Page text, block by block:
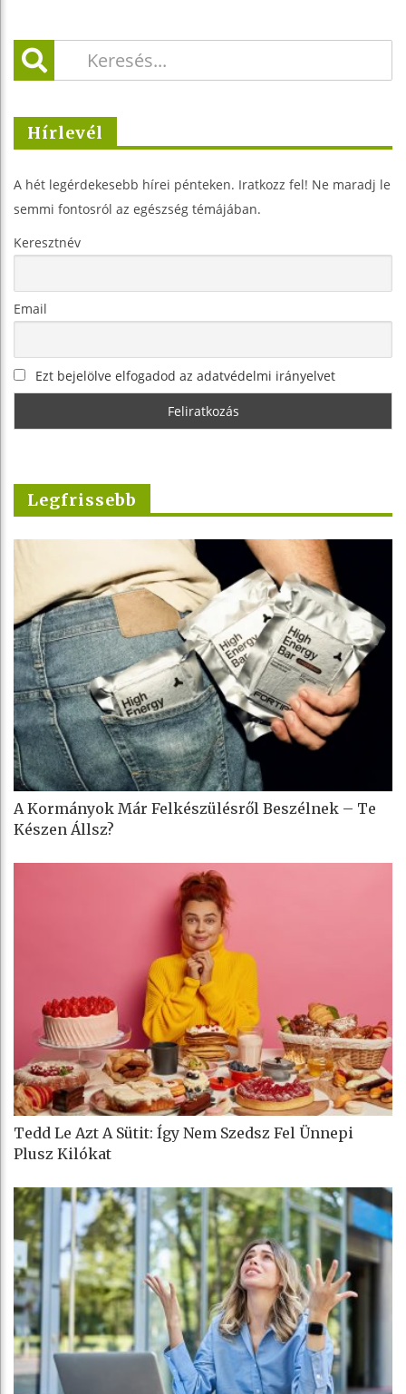
Hírlevél
A hét legérdekesebb hírei pénteken. Iratkozz fel! Ne maradj le
semmi fontosról az egészség témájában.
Keresztnév
Email
Ezt bejelölve elfogadod az adatvédelmi irányelvet
Legfrissebb
A Kormányok Már Felkészülésről Beszélnek – Te
Készen Állsz?
Tedd Le Azt A Sütit: Így Nem Szedsz Fel Ünnepi
Plusz Kilókat